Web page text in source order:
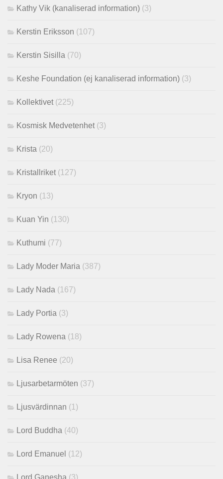
Kathy Vik (kanaliserad information) (3)
Kerstin Eriksson (107)
Kerstin Sisilla (70)
Keshe Foundation (ej kanaliserad information) (3)
Kollektivet (225)
Kosmisk Medvetenhet (3)
Krista (20)
Kristallriket (127)
Kryon (13)
Kuan Yin (130)
Kuthumi (77)
Lady Moder Maria (387)
Lady Nada (167)
Lady Portia (3)
Lady Rowena (18)
Lisa Renee (20)
Ljusarbetarmöten (37)
Ljusvärdinnan (1)
Lord Buddha (40)
Lord Emanuel (12)
Lord Ganesha (3)